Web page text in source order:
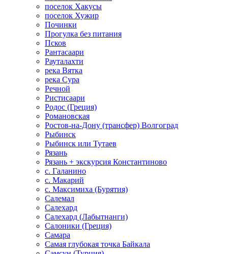
поселок Хакусы
поселок Хужир
Починки
Прогулка без питания
Псков
Рантасаари
Рауталахти
река Вятка
река Сура
Речной
Ристисаари
Родос (Греция)
Романовская
Ростов-на-Дону (трансфер) Волгоград
Рыбинск
Рыбинск или Тутаев
Рязань
Рязань + экскурсия Константиново
с. Галанино
с. Макарий
с. Максимиха (Бурятия)
Салемал
Салехард
Салехард (Лабытнанги)
Салоники (Греция)
Самара
Самая глубокая точка Байкала